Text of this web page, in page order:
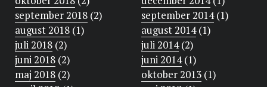
september 2018 (2)
august 2018 (1)
juli 2018 (2)
juni 2018 (2)
maj 2018 (2)
september 2014(1)
august 2014(1)
juli 2014(2)
juni 2014(1)
oktober 2013(1)